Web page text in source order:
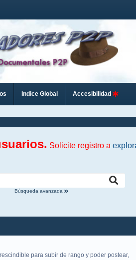
Indice Global Accesibilidad
Solicite registro a
Búsqueda avanzada
para subir de rango y poder postear,